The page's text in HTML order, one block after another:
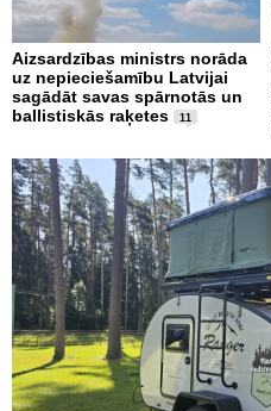
Aizsardzības ministrs norāda
uz nepieciešamību Latvijai
sagādāt savas spārnotās un
ballistiskās raķetes
11